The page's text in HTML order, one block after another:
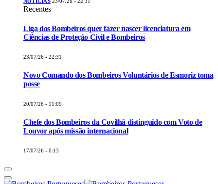
NOTÍCIAS 23/07/26 - 22:31
Recentes
Liga dos Bombeiros quer fazer nascer licenciatura em
Ciências de Proteção Civil e Bombeiros
23/07/26 - 22:31
Novo Comando dos Bombeiros Voluntários de Esmoriz toma
posse
20/07/26 - 11:09
Chefe dos Bombeiros da Covilhã distinguido com Voto de
Louvor após missão internacional
17/07/26 - 0:13